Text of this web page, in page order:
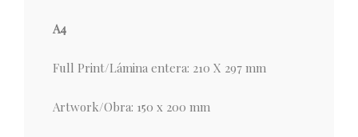
A4
Full Print/Lámina entera: 210 X 297 mm
Artwork/Obra: 150 x 200 mm